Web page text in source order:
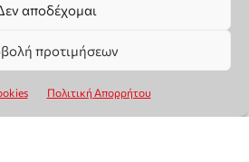
αποδέχομαι
προτιμήσεων
Πολιτική Απορρήτου